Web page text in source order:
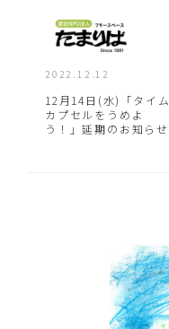
2022.12.12
12月14日(水)「タイム
カプセルをうめよ
う！」延期のお知らせ